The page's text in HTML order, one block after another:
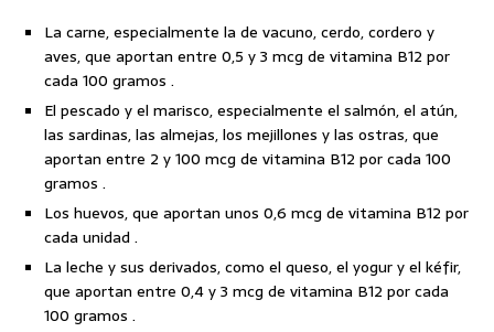
La carne, especialmente la de vacuno, cerdo, cordero y
aves, que aportan entre 0,5 y 3 mcg de vitamina B12 por
cada 100 gramos .
El pescado y el marisco, especialmente el salmón, el atún,
las sardinas, las almejas, los mejillones y las ostras, que
aportan entre 2 y 100 mcg de vitamina B12 por cada 100
gramos .
Los huevos, que aportan unos 0,6 mcg de vitamina B12 por
cada unidad .
La leche y sus derivados, como el queso, el yogur y el kéfir,
que aportan entre 0,4 y 3 mcg de vitamina B12 por cada
100 gramos .